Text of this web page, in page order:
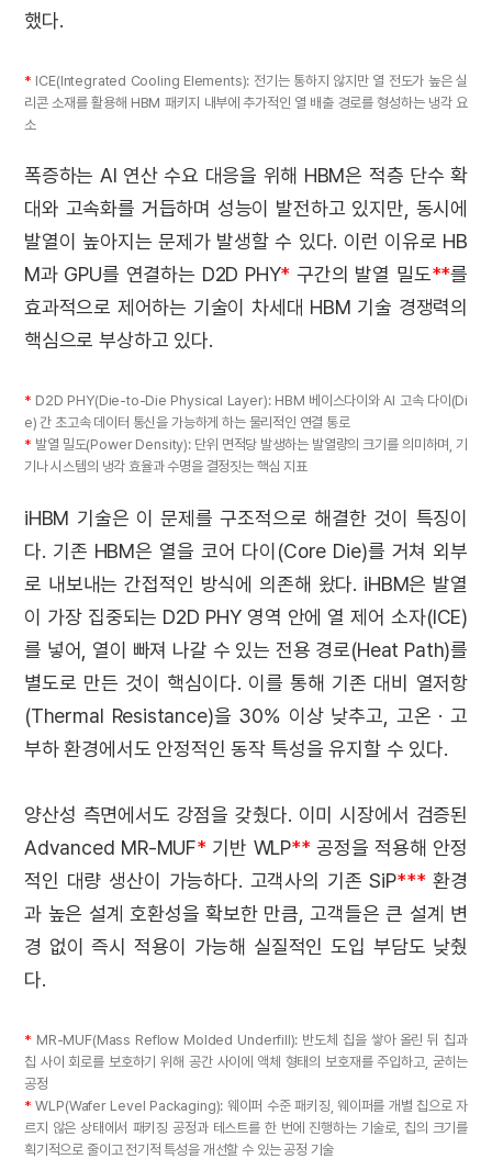
했다.
* ICE(Integrated Cooling Elements): 전기는 통하지 않지만 열 전도가 높은 실
리콘 소재를 활용해 HBM 패키지 내부에 추가적인 열 배출 경로를 형성하는 냉각 요
소
폭증하는 AI 연산 수요 대응을 위해 HBM은 적층 단수 확
대와 고속화를 거듭하며 성능이 발전하고 있지만, 동시에
발열이 높아지는 문제가 발생할 수 있다. 이런 이유로 HB
M과 GPU를 연결하는 D2D PHY* 구간의 발열 밀도**를
효과적으로 제어하는 기술이 차세대 HBM 기술 경쟁력의
핵심으로 부상하고 있다.
* D2D PHY(Die-to-Die Physical Layer): HBM 베이스다이와 AI 고속 다이(Di
e) 간 초고속 데이터 통신을 가능하게 하는 물리적인 연결 통로
* 발열 밀도(Power Density): 단위 면적당 발생하는 발열량의 크기를 의미하며, 기
기나 시스템의 냉각 효율과 수명을 결정짓는 핵심 지표
iHBM 기술은 이 문제를 구조적으로 해결한 것이 특징이
다. 기존 HBM은 열을 코어 다이(Core Die)를 거쳐 외부
로 내보내는 간접적인 방식에 의존해 왔다. iHBM은 발열
이 가장 집중되는 D2D PHY 영역 안에 열 제어 소자(ICE)
를 넣어, 열이 빠져 나갈 수 있는 전용 경로(Heat Path)를
별도로 만든 것이 핵심이다. 이를 통해 기존 대비 열저항
(Thermal Resistance)을 30% 이상 낮추고, 고온 · 고
부하 환경에서도 안정적인 동작 특성을 유지할 수 있다.
양산성 측면에서도 강점을 갖췄다. 이미 시장에서 검증된
Advanced MR-MUF*기반 WLP**공정을 적용해 안정
적인 대량 생산이 가능하다. 고객사의 기존 SiP***환경
과 높은 설계 호환성을 확보한 만큼, 고객들은 큰 설계 변
경 없이 즉시 적용이 가능해 실질적인 도입 부담도 낮췄
다.
* MR-MUF(Mass Reflow Molded Underfill): 반도체 칩을 쌓아 올린 뒤 칩과
칩 사이 회로를 보호하기 위해 공간 사이에 액체 형태의 보호재를 주입하고, 굳히는
공정
*WLP(Wafer Level Packaging): 웨이퍼 수준 패키징, 웨이퍼를 개별 칩으로 자
르지 않은 상태에서 패키징 공정과 테스트를 한 번에 진행하는 기술로, 칩의 크기를
획기적으로 줄이고 전기적 특성을 개선할 수 있는 공정 기술